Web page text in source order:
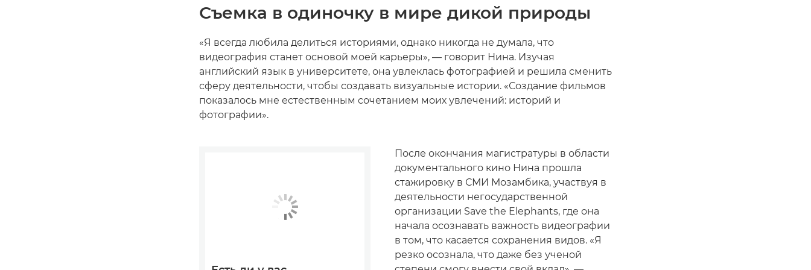
Съемка в одиночку в мире дикой природы
«Я всегда любила делиться историями, однако никогда не думала, что
видеография станет основой моей карьеры», — говорит Нина. Изучая
английский язык в университете, она увлеклась фотографией и решила сменить
сферу деятельности, чтобы создавать визуальные истории. «Создание фильмов
показалось мне естественным сочетанием моих увлечений: историй и
фотографии».
После окончания магистратуры в области
документального кино Нина прошла
стажировку в СМИ Мозамбика, участвуя в
деятельности негосударственной
организации Save the Elephants, где она
начала осознавать важность видеографии
в том, что касается сохранения видов. «Я
резко осознала, что даже без ученой